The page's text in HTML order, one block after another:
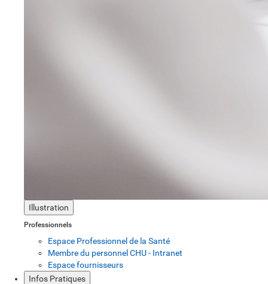
Illustration
Professionnels
Espace Professionnel de la Santé
Membre du personnel CHU - Intranet
Espace fournisseurs
Infos Pratiques